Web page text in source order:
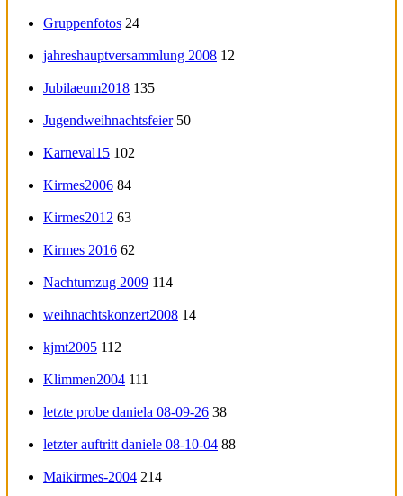
Gruppenfotos 24
jahreshauptversammlung 2008 12
Jubilaeum2018 135
Jugendweihnachtsfeier 50
Karneval15 102
Kirmes2006 84
Kirmes2012 63
Kirmes 2016 62
Nachtumzug 2009 114
weihnachtskonzert2008 14
kjmt2005 112
Klimmen2004 111
letzte probe daniela 08-09-26 38
letzter auftritt daniele 08-10-04 88
Maikirmes-2004 214